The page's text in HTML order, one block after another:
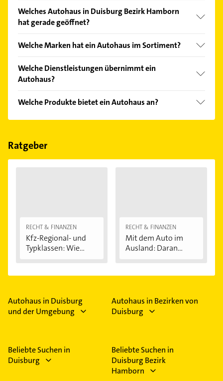
Kundenmeinungen und profitieren Sie von den
Empfehlungen. Die Suchergebnisse können Sie sich
Welches Autohaus in Duisburg Bezirk Hamborn
hat gerade geöffnet?
Bitte beachten Sie, dass diese an Sonn- und
Welche Marken hat ein Autohaus im Sortiment?
Chevrolet, KIA und Opel.
Welche Dienstleistungen übernimmt ein
Autohaus?
Autoservice, Autoankauf, Autoverkauf und Autogas.
Welche Produkte bietet ein Autohaus an?
Das Angebot umfasst unter anderem Jahreswagen,
Ratgeber
RECHT & FINANZEN
Kfz-Regional- und
Typklassen: Wie...
RECHT & FINANZEN
Mit dem Auto im
Ausland: Daran...
Autohaus in Duisburg
und der Umgebung
Autohaus in Bezirken von
Duisburg
Beliebte Suchen in
Duisburg
Beliebte Suchen in
Duisburg Bezirk
Hamborn